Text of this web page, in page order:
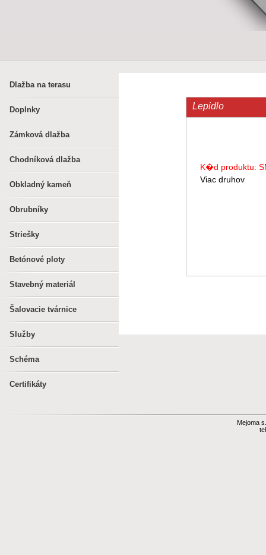
Dlažba na terasu
Doplnky
Zámková dlažba
Chodníková dlažba
Obkladný kameň
Obrubníky
Striešky
Betónové ploty
Stavebný materiál
Šalovacie tvárnice
Služby
Schéma
Certifikáty
Lepidlo
K�d produktu:
Viac druhov
Mejoma